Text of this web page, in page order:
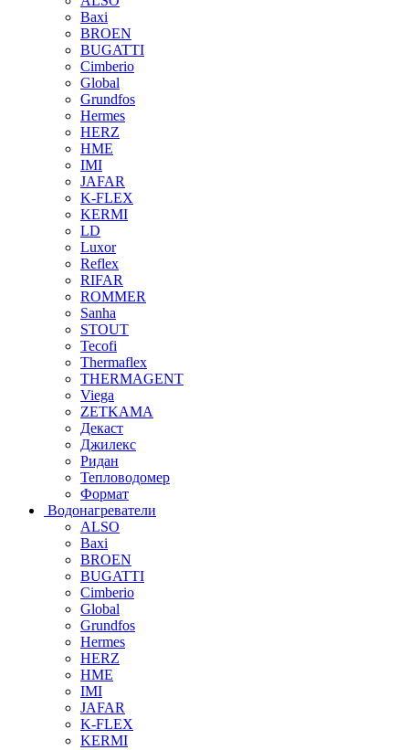
Baxi
BROEN
BUGATTI
Cimberio
Global
Grundfos
Hermes
HERZ
HME
IMI
JAFAR
K-FLEX
KERMI
LD
Luxor
Reflex
RIFAR
ROMMER
Sanha
STOUT
Tecofi
Thermaflex
THERMAGENT
Viega
ZETKAMA
Декаст
Джилекс
Ридан
Тепловодомер
Формат
Водонагреватели
ALSO
Baxi
BROEN
BUGATTI
Cimberio
Global
Grundfos
Hermes
HERZ
HME
IMI
JAFAR
K-FLEX
KERMI